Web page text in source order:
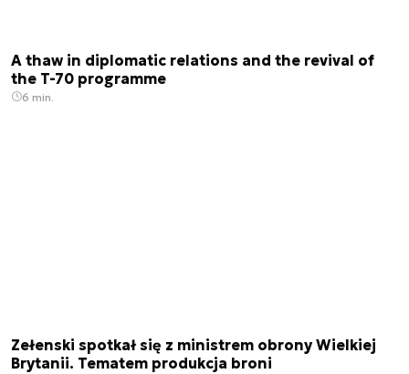
A thaw in diplomatic relations and the revival of
the T-70 programme
6 min.
Zełenski spotkał się z ministrem obrony Wielkiej
Brytanii. Tematem produkcja broni